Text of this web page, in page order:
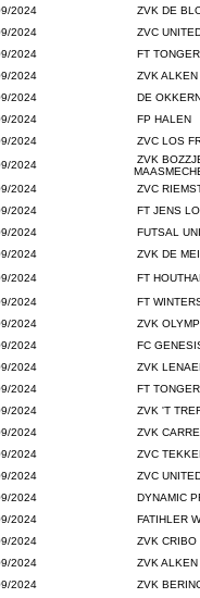
2024
ZVK DE
2024
ZVC
2024
FT
2024
ZVK ALKEN
2024
DE
2024
FP HALEN
2024
ZVC LOS
2024
ZVK
2024
ZVC
2024
FT JENS
2024
FUTSAL
2024
ZVK DE
2024
FT
2024
FT
2024
ZVK
2024
FC
2024
ZVK
2024
FT
2024
ZVK 'T
2024
ZVK
2024
ZVC
2024
ZVC
2024
DYNAMIC
2024
FATIHLER
2024
ZVK CRIBO
2024
ZVK ALKEN
2024
ZVK